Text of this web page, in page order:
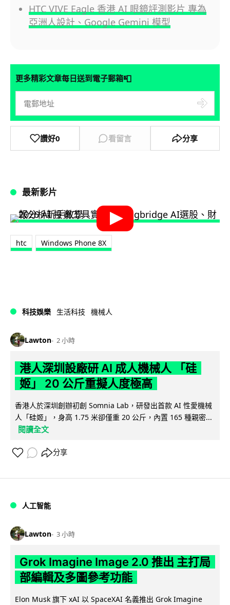
HTC VIVE Eagle 香港 AI 眼鏡評測影片 專為
亞洲人設計、Google Gemini 模型
更多精彩文章每日送到電子郵箱📮
讚好0 看留言 分享
最新影片
htc Windows Phone 8X
科技娛樂 生活科技 機械人
Lawton 2 小時
港人深圳設廠研 AI 成人機械人 「硅
姬」 20 公斤重擬人度極高
香港人於深圳創辦初創 Somnia Lab，研發出首款 AI 性愛機械
人「硅姬」，身高 1.75 米卻僅重 20 公斤，內置 165 種親密...
閱讀全文
分享
人工智能
Lawton 3 小時
Grok Imagine Image 2.0 推出 主打局
部編輯及多圖參考功能
Elon Musk 旗下 xAI 以 SpaceXAI 名義推出 Grok Imagine